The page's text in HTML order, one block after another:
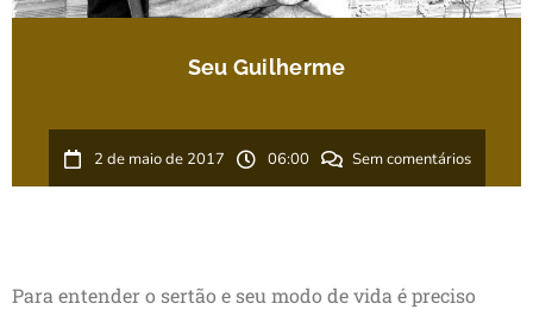
Seu Guilherme
2 de maio de 2017 06:00 Sem comentários
Para entender o sertão e seu modo de vida é preciso